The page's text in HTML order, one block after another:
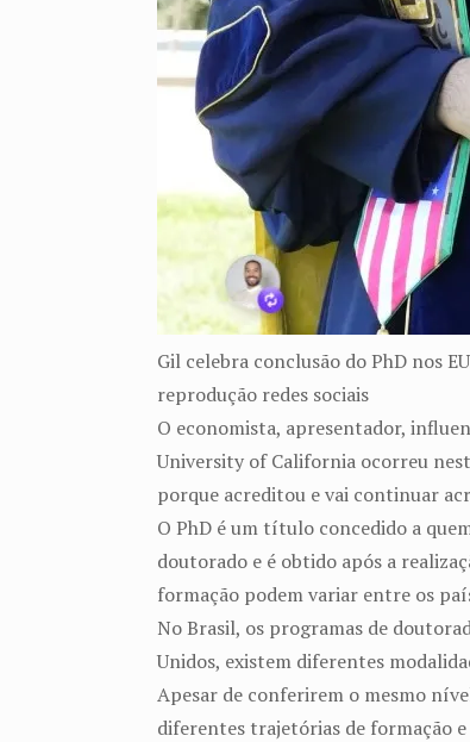
Gil celebra conclusão do PhD nos
reprodução redes sociais
O economista, apresentador,
University of California ocorreu
porque acreditou e vai continuar
O PhD é um título concedido a
doutorado e é obtido após a
formação podem variar entre os
No Brasil, os programas de
Unidos, existem diferentes
Apesar de conferirem o mesmo
diferentes trajetórias de formação e